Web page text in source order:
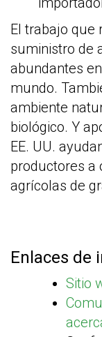
El trabajo que
suministro de
abundantes
mundo.
ambiente
biológico. Y
EE. UU.
productores a
agrícolas de
Enlaces de
Sitio